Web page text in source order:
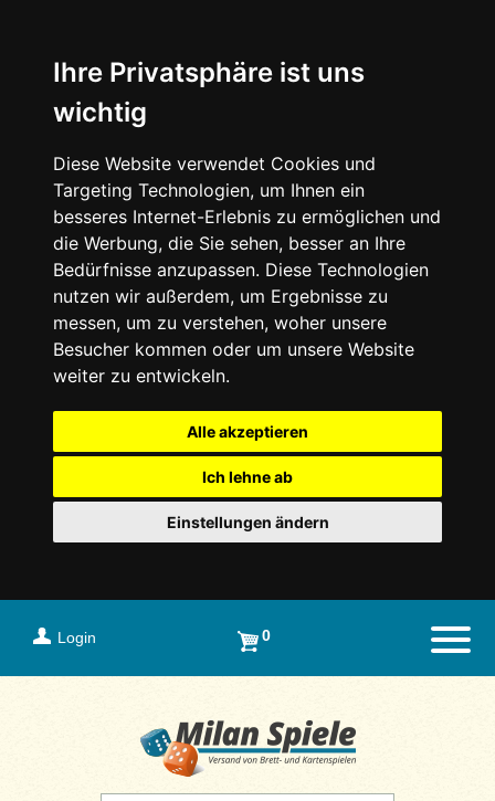
Ihre Privatsphäre ist uns
wichtig
Diese Website verwendet Cookies und
Targeting Technologien, um Ihnen ein
besseres Internet-Erlebnis zu ermöglichen und
die Werbung, die Sie sehen, besser an Ihre
Bedürfnisse anzupassen. Diese Technologien
nutzen wir außerdem, um Ergebnisse zu
messen, um zu verstehen, woher unsere
Besucher kommen oder um unsere Website
weiter zu entwickeln.
Alle akzeptieren
Ich lehne ab
Einstellungen ändern
Login 0